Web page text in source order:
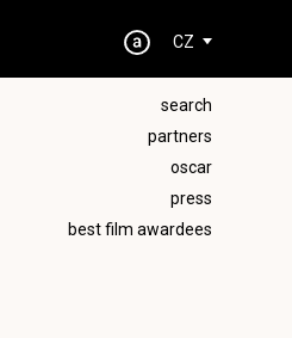
CZ
search
partners
oscar
press
best film awardees